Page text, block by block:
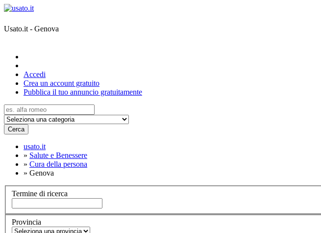
Usato.it - Genova
Accedi
Crea un account gratuito
Pubblica il tuo annuncio gratuitamente
Cerca
usato.it
» Salute e Benessere
» Cura della persona
» Genova
Termine di ricerca
Provincia